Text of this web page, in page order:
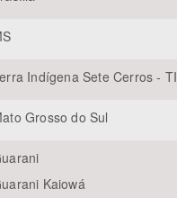
Indígena Sete Cerros - TI
Grosso do Sul
Kaiowá